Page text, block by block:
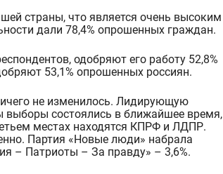
страны, что является очень высоким
дали 78,4% опрошенных граждан.
одобряют его работу 52,8%
53,1% опрошенных россиян.
не изменилось. Лидирующую
выборы состоялись в ближайшее время,
местах находятся КПРФ и ЛДПР.
Партия «Новые люди» набрала
– Патриоты – За правду» – 3,6%.